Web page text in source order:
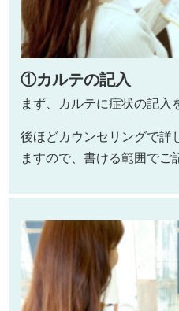
①カルテの記入
まず、カルテに症状の記入
後ほどカウンセリングで詳
ますので、書ける範囲でご